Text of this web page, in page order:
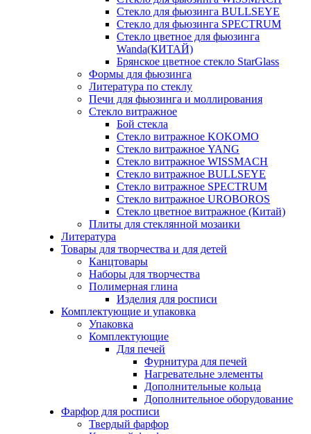
Стекло для фьюзинга BULLSEYE
Стекло для фьюзинга SPECTRUM
Стекло цветное для фьюзинга
Wanda(КИТАЙ)
Брянское цветное стекло StarGlass
Формы для фьюзинга
Литература по стеклу
Печи для фьюзинга и моллирования
Стекло витражное
Бой стекла
Стекло витражное KOKOMO
Стекло витражное YANG
Стекло витражное WISSMACH
Стекло витражное BULLSEYE
Стекло витражное SPECTRUM
Стекло витражное UROBOROS
Стекло цветное витражное (Китай)
Плиты для стеклянной мозаики
Литература
Товары для творчества и для детей
Канцтовары
Наборы для творчества
Полимерная глина
Изделия для росписи
Комплектующие и упаковка
Упаковка
Комплектующие
Для печей
Фурнитура для печей
Нагревательне элементы
Дополнительные кольца
Дополнительное оборудование
Фарфор для росписи
Твердый фарфор